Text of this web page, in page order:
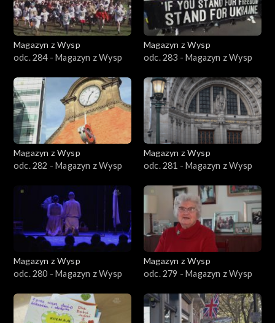
Magazyn z Wysp
odc. 284 - Magazyn z Wysp
Magazyn z Wysp
odc. 283 - Magazyn z Wysp
Magazyn z Wysp
odc. 282 - Magazyn z Wysp
Magazyn z Wysp
odc. 281 - Magazyn z Wysp
Magazyn z Wysp
odc. 280 - Magazyn z Wysp
Magazyn z Wysp
odc. 279 - Magazyn z Wysp